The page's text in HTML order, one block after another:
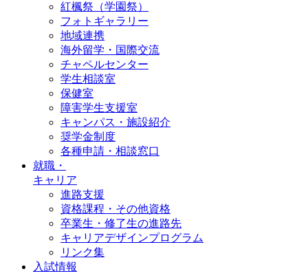
紅楓祭（学園祭）
フォトギャラリー
地域連携
海外留学・国際交流
チャペルセンター
学生相談室
保健室
障害学生支援室
キャンパス・施設紹介
奨学金制度
各種申請・相談窓口
就職・
キャリア
進路支援
資格課程・その他資格
卒業生・修了生の進路先
キャリアデザインプログラム
リンク集
入試情報